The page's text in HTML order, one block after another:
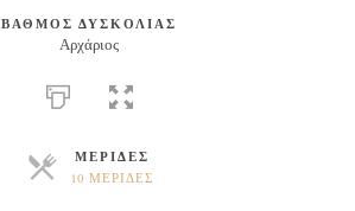
ΒΑΘΜΟΣ ΔΥΣΚΟΛΙΑΣ
Αρχάριος
ΜΕΡΙΔΕΣ
10 ΜΕΡΙΔΕΣ